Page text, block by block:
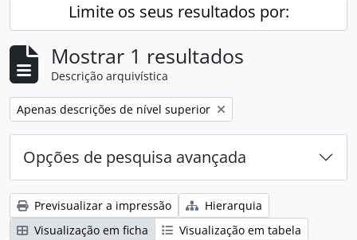
Limite os seus resultados por:
Mostrar 1 resultados
Descrição arquivística
Remover filtro:
Apenas descrições de nível superior
Opções de pesquisa avançada
Previsualizar a impressão
Hierarquia
Visualização em ficha
Visualização em tabela